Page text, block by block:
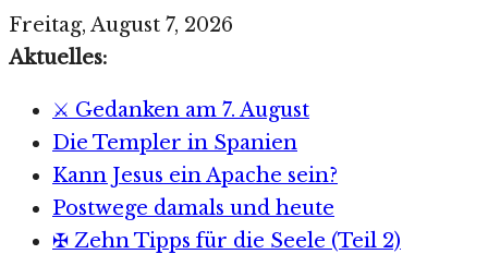
Zum
Inhalt
Freitag, August 7, 2026
Aktuelles:
⚔️ Gedanken am 7. August
Die Templer in Spanien
Kann Jesus ein Apache sein?
Postwege damals und heute
✠ Zehn Tipps für die Seele (Teil 2)